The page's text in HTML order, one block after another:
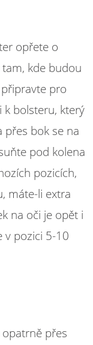
opřete o
kde budou
pro
k bolsteru, který
přes bok se na
pod kolena
pozicích,
máte-li extra
na oči je opět i
v pozici 5-10
přes